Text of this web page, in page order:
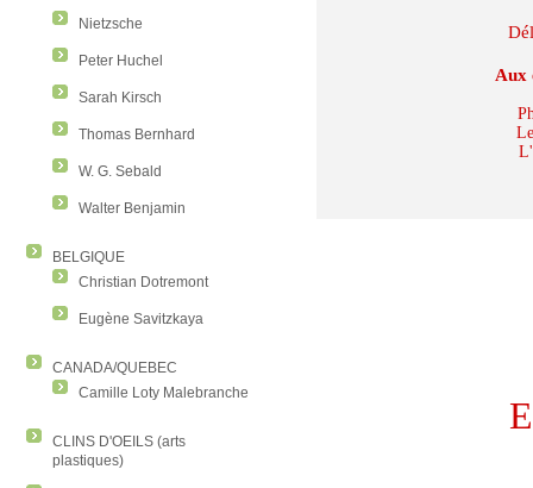
Nietzsche
Peter Huchel
Sarah Kirsch
Thomas Bernhard
W. G. Sebald
Walter Benjamin
BELGIQUE
Christian Dotremont
Eugène Savitzkaya
CANADA/QUEBEC
Camille Loty Malebranche
CLINS D'OEILS (arts
plastiques)
Aux